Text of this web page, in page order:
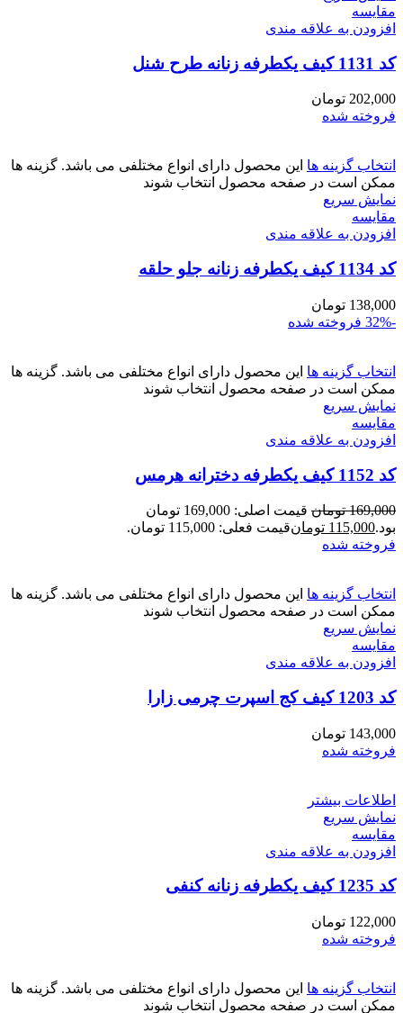
مقايسه
افزودن به علاقه مندی
کد 1131 کیف یکطرفه زنانه طرح شنل
202,000 تومان
فروخته شده
انتخاب گزینه ها این محصول دارای انواع مختلفی می باشد. گزینه ها
ممکن است در صفحه محصول انتخاب شوند
نمایش سریع
مقايسه
افزودن به علاقه مندی
کد 1134 کیف یکطرفه زنانه جلو حلقه
138,000 تومان
-32%
فروخته شده
انتخاب گزینه ها این محصول دارای انواع مختلفی می باشد. گزینه ها
ممکن است در صفحه محصول انتخاب شوند
نمایش سریع
مقايسه
افزودن به علاقه مندی
کد 1152 کیف یکطرفه دخترانه هرمس
169,000 تومان
قیمت اصلی: 169,000 تومان
بود.115,000 تومانقیمت فعلی: 115,000 تومان.
فروخته شده
انتخاب گزینه ها این محصول دارای انواع مختلفی می باشد. گزینه ها
ممکن است در صفحه محصول انتخاب شوند
نمایش سریع
مقايسه
افزودن به علاقه مندی
کد 1203 کیف کج اسپرت چرمی زارا
143,000 تومان
فروخته شده
اطلاعات بیشتر
نمایش سریع
مقايسه
افزودن به علاقه مندی
کد 1235 کیف یکطرفه زنانه کنفی
122,000 تومان
فروخته شده
انتخاب گزینه ها این محصول دارای انواع مختلفی می باشد. گزینه ها
ممکن است در صفحه محصول انتخاب شوند